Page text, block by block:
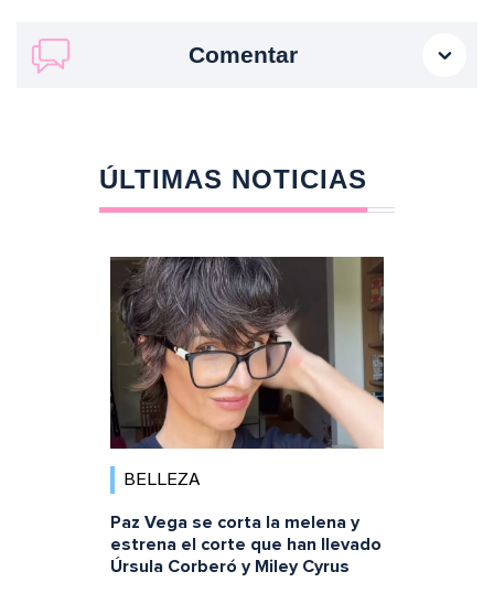
Comentar
ÚLTIMAS NOTICIAS
BELLEZA
Paz Vega se corta la melena y
estrena el corte que han llevado
Úrsula Corberó y Miley Cyrus